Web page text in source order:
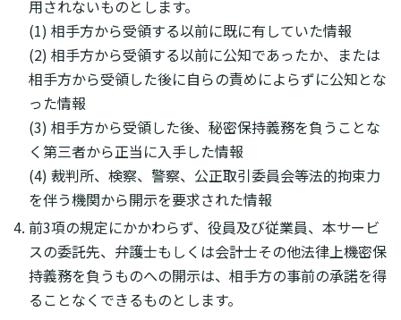
用されないものとします。
(1) 相手方から受領する以前に既に有していた情報
(2) 相手方から受領する以前に公知であったか、または
相手方から受領した後に自らの責めによらずに公知とな
った情報
(3) 相手方から受領した後、秘密保持義務を負うことな
く第三者から正当に入手した情報
(4) 裁判所、検察、警察、公正取引委員会等法的拘束力
を伴う機関から開示を要求された情報
前3項の規定にかかわらず、役員及び従業員、本サービ
スの委託先、弁護士もしくは会計士その他法律上機密保
持義務を負うものへの開示は、相手方の事前の承諾を得
ることなくできるものとします。